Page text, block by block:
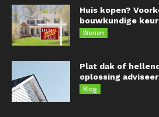
Huis kopen?
bouwkundige
Wonen
Plat dak of
oplossing
Blog